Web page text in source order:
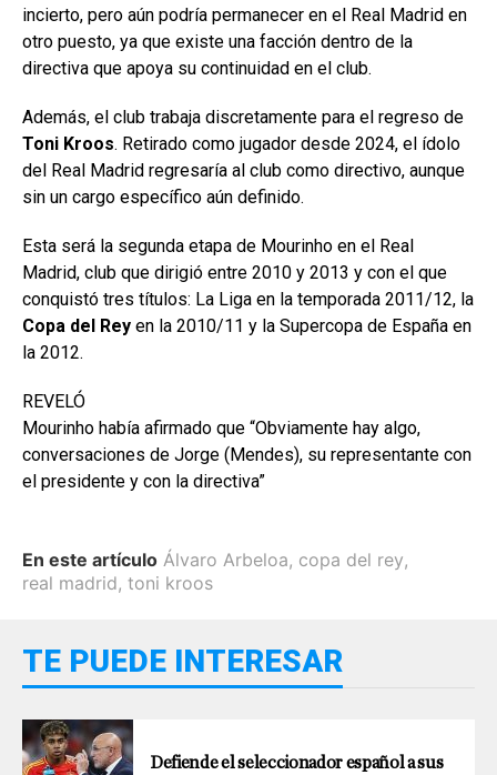
incierto, pero aún podría permanecer en el Real Madrid en
otro puesto, ya que existe una facción dentro de la
directiva que apoya su continuidad en el club.
Además, el club trabaja discretamente para el regreso de
Toni Kroos. Retirado como jugador desde 2024, el ídolo
del Real Madrid regresaría al club como directivo, aunque
sin un cargo específico aún definido.
Esta será la segunda etapa de Mourinho en el Real
Madrid, club que dirigió entre 2010 y 2013 y con el que
conquistó tres títulos: La Liga en la temporada 2011/12, la
Copa del Rey en la 2010/11 y la Supercopa de España en
la 2012.
REVELÓ
Mourinho había afirmado que “Obviamente hay algo,
conversaciones de Jorge (Mendes), su representante con
el presidente y con la directiva”
En este artículo Álvaro Arbeloa, copa del rey,
real madrid, toni kroos
TE PUEDE INTERESAR
Defiende el seleccionador español a sus